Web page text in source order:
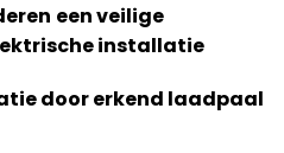
een veilige
installatie
door erkend laadpaal